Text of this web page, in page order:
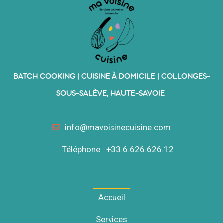
BATCH COOKING | CUISINE À DOMICILE | COLLONGES-
SOUS-SALÈVE, HAUTE-SAVOIE
info@mavoisinecuisine.com
Téléphone : +33.6.626.626.12
Accueil
Services